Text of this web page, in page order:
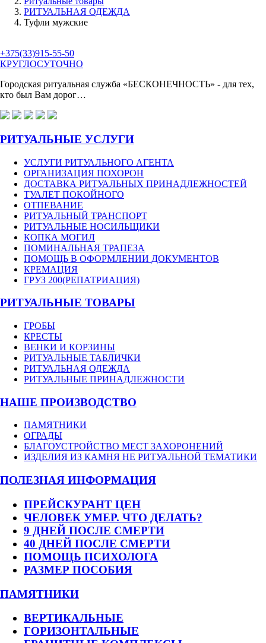
РИТУАЛЬНАЯ ОДЕЖДА
Туфли мужские
+375(33)915-55-50
КРУГЛОСУТОЧНО
Городская ритуальная служба «БЕСКОНЕЧНОСТЬ» - для тех,
кто был Вам дорог…
РИТУАЛЬНЫЕ УСЛУГИ
УСЛУГИ РИТУАЛЬНОГО АГЕНТА
ОРГАНИЗАЦИЯ ПОХОРОН
ДОСТАВКА РИТУАЛЬНЫХ ПРИНАДЛЕЖНОСТЕЙ
ТУАЛЕТ ПОКОЙНОГО
ОТПЕВАНИЕ
РИТУАЛЬНЫЙ ТРАНСПОРТ
РИТУАЛЬНЫЕ НОСИЛЬЩИКИ
КОПКА МОГИЛ
ПОМИНАЛЬНАЯ ТРАПЕЗА
ПОМОЩЬ В ОФОРМЛЕНИИ ДОКУМЕНТОВ
КРЕМАЦИЯ
ГРУЗ 200(РЕПАТРИАЦИЯ)
РИТУАЛЬНЫЕ ТОВАРЫ
ГРОБЫ
КРЕСТЫ
ВЕНКИ И КОРЗИНЫ
РИТУАЛЬНЫЕ ТАБЛИЧКИ
РИТУАЛЬНАЯ ОДЕЖДА
РИТУАЛЬНЫЕ ПРИНАДЛЕЖНОСТИ
НАШЕ ПРОИЗВОДСТВО
ПАМЯТНИКИ
ОГРАДЫ
БЛАГОУСТРОЙСТВО МЕСТ ЗАХОРОНЕНИЙ
ИЗДЕЛИЯ ИЗ КАМНЯ НЕ РИТУАЛЬНОЙ ТЕМАТИКИ
ПОЛЕЗНАЯ ИНФОРМАЦИЯ
ПРЕЙСКУРАНТ ЦЕН
ЧЕЛОВЕК УМЕР. ЧТО ДЕЛАТЬ?
9 ДНЕЙ ПОСЛЕ СМЕРТИ
40 ДНЕЙ ПОСЛЕ СМЕРТИ
ПОМОЩЬ ПСИХОЛОГА
РАЗМЕР ПОСОБИЯ
ПАМЯТНИКИ
ВЕРТИКАЛЬНЫЕ
ГОРИЗОНТАЛЬНЫЕ